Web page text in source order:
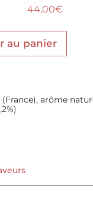
44,00€
au panier
(France), arôme